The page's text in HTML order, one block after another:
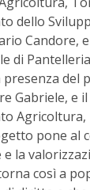
dello
Candore,
di
del
Gabriele, e
pone al
la
così a